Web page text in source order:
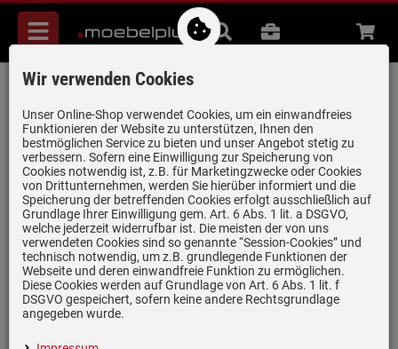
Menü
Suche
B2B Beratung
AEG A4WZPA02 Antivibrationskissen
Artikel-Nummer:19962977 | Herstellernummer:902979527 |
EAN:7321423097440
Einloggen und Bewertung schreiben
Wir verwenden Cookies
Unser Online-Shop verwendet Cookies, um ein einwandfreies
Funktionieren der Website zu unterstützen, Ihnen den
bestmöglichen Service zu bieten und unser Angebot stetig zu
verbessern. Sofern eine Einwilligung zur Speicherung von
Cookies notwendig ist, z.B. für Marketingzwecke oder Cookies
von Drittunternehmen, werden Sie hierüber informiert und die
Speicherung der betreffenden Cookies erfolgt ausschließlich auf
Grundlage Ihrer Einwilligung gem. Art. 6 Abs. 1 lit. a DSGVO,
welche jederzeit widerrufbar ist. Die meisten der von uns
verwendeten Cookies sind so genannte “Session-Cookies” und
technisch notwendig, um z.B. grundlegende Funktionen der
Webseite und deren einwandfreie Funktion zu ermöglichen.
Diese Cookies werden auf Grundlage von Art. 6 Abs. 1 lit. f
DSGVO gespeichert, sofern keine andere Rechtsgrundlage
angegeben wurde.